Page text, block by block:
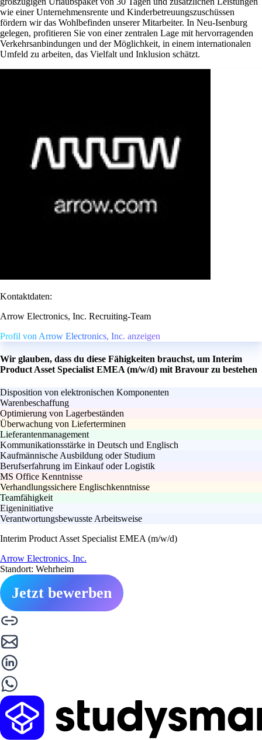
wie einer Unternehmensrente und Kinderbetreuungszuschüssen
fördern wir das Wohlbefinden unserer Mitarbeiter. In Neu-Isenburg
gelegen, profitieren Sie von einer zentralen Lage mit hervorragenden
Verkehrsanbindungen und der Möglichkeit, in einem internationalen
Umfeld zu arbeiten, das Vielfalt und Inklusion schätzt.
Kontaktdaten:
Arrow Electronics, Inc. Recruiting-Team
Profil von Arrow Electronics, Inc. anzeigen
Wir glauben, dass du diese Fähigkeiten brauchst, um Interim
Product Asset Specialist EMEA (m/w/d) mit Bravour zu bestehen
Disposition von elektronischen Komponenten
Warenbeschaffung
Optimierung von Lagerbeständen
Überwachung von Lieferterminen
Lieferantenmanagement
Kommunikationsstärke in Deutsch und Englisch
Kaufmännische Ausbildung oder Studium
Berufserfahrung im Einkauf oder Logistik
MS Office Kenntnisse
Verhandlungssichere Englischkenntnisse
Teamfähigkeit
Eigeninitiative
Verantwortungsbewusste Arbeitsweise
Interim Product Asset Specialist EMEA (m/w/d)
Arrow Electronics, Inc.
Standort: Wehrheim
Jetzt bewerben